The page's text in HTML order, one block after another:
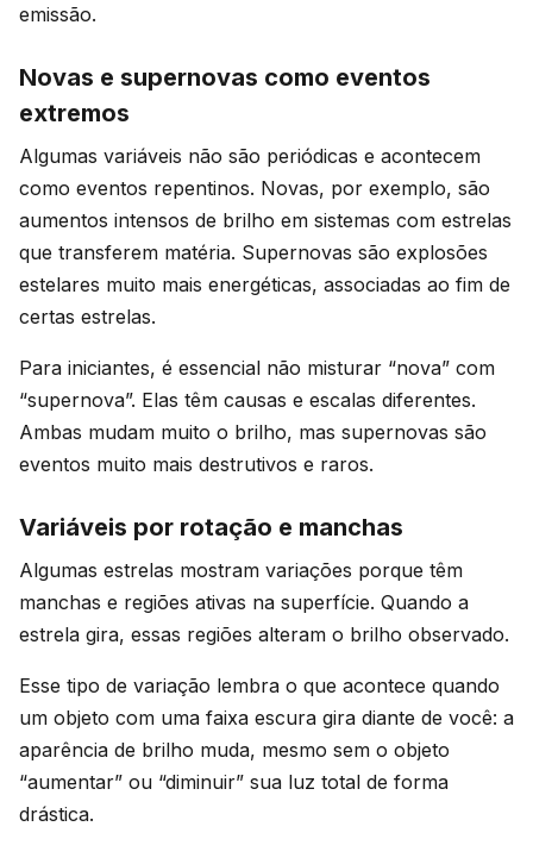
emissão.
Novas e supernovas como eventos
extremos
Algumas variáveis não são periódicas e acontecem
como eventos repentinos. Novas, por exemplo, são
aumentos intensos de brilho em sistemas com estrelas
que transferem matéria. Supernovas são explosões
estelares muito mais energéticas, associadas ao fim de
certas estrelas.
Para iniciantes, é essencial não misturar “nova” com
“supernova”. Elas têm causas e escalas diferentes.
Ambas mudam muito o brilho, mas supernovas são
eventos muito mais destrutivos e raros.
Variáveis por rotação e manchas
Algumas estrelas mostram variações porque têm
manchas e regiões ativas na superfície. Quando a
estrela gira, essas regiões alteram o brilho observado.
Esse tipo de variação lembra o que acontece quando
um objeto com uma faixa escura gira diante de você: a
aparência de brilho muda, mesmo sem o objeto
“aumentar” ou “diminuir” sua luz total de forma
drástica.